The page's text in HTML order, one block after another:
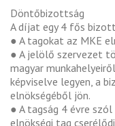
Döntőbizottság
A díjat egy 4 fős
● A tagokat az MKE
● A jelölő szervezet
magyar
képviselve legyen, a
elnökségéből jön.
● A tagság 4 évre
elnökségi tag